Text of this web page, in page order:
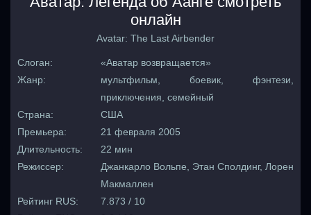
онлайн
Avatar: The Last Airbender
Слоган:
«Аватар возвращается»
Жанр:
мультфильм, боевик, фэнтези,
приключения, семейный
Страна:
США
Премьера:
21 февраля 2005
Длительность:
22 мин
Режиссер:
Джанкарло Вольпе, Этан Сполдинг, Лорен
Макмаллен
Рейтинг RUS:
7.873 / 10